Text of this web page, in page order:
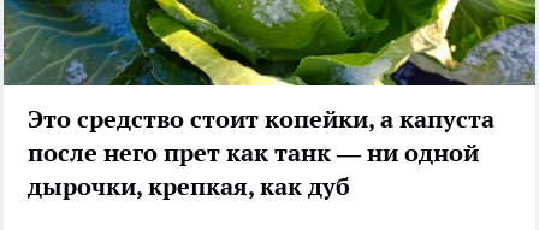
Это средство стоит копейки, а капуста
после него прет как танк — ни одной
дырочки, крепкая, как дуб